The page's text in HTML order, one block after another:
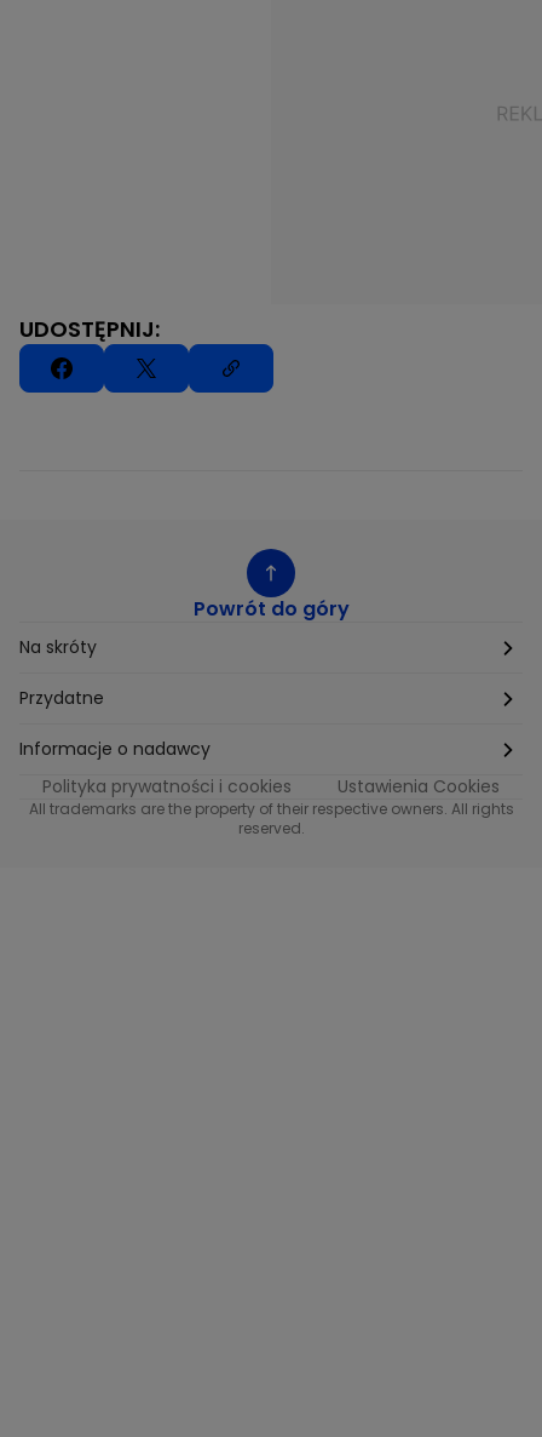
UDOSTĘPNIJ:
Powrót do góry
Na skróty
Etyka
Supplier Diversity
Polityka podatkowa
Przydatne
Biuro Prasowe
Biuro Reklamy
Informacje o nadawcy
Informacje o nadawcy programu METRO
Polityka prywatności i cookies Ustawienia Cookies
All trademarks are the property of their respective owners. All rights
reserved.